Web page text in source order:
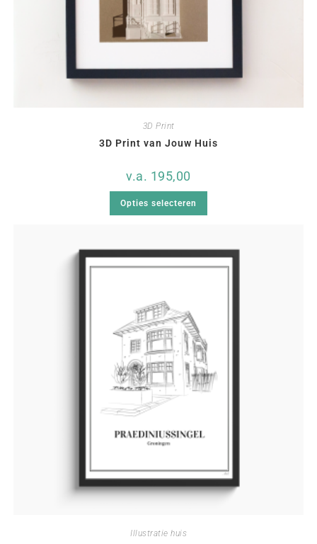
3D Print
3D Print van Jouw Huis
v.a. 195,00
Opties selecteren
Illustratie huis